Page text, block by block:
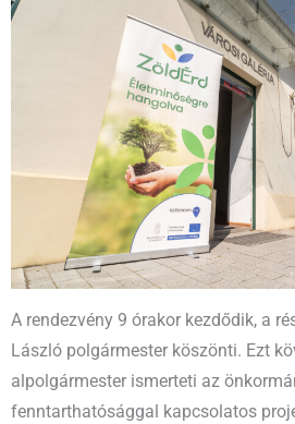
A rendezvény 9 órakor kezdődik, a
László polgármester köszönti. Ezt
alpolgármester ismerteti az
fenntarthatósággal kapcsolatos